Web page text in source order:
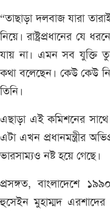
“তাছাড়া দলবাজ যারা
নিয়ে। রাষ্ট্রপ্রধানের যে
যায় না। এমন সব যুক্তি
কথা বলেছেন। কেউ কেউ
তিনি।
এছাড়া এই কমিশনের
এটা এখন প্রধানমন্ত্রীর
ভারসাম্যও নষ্ট হয়ে গেছে।
প্রসঙ্গত, বাংলাদেশে
হুসেইন মুহাম্মদ এরশাদের